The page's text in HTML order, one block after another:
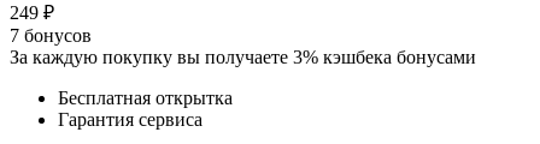
249 ₽
7 бонусов
За каждую покупку вы получаете 3% кэшбека бонусами
Бесплатная открытка
Гарантия сервиса